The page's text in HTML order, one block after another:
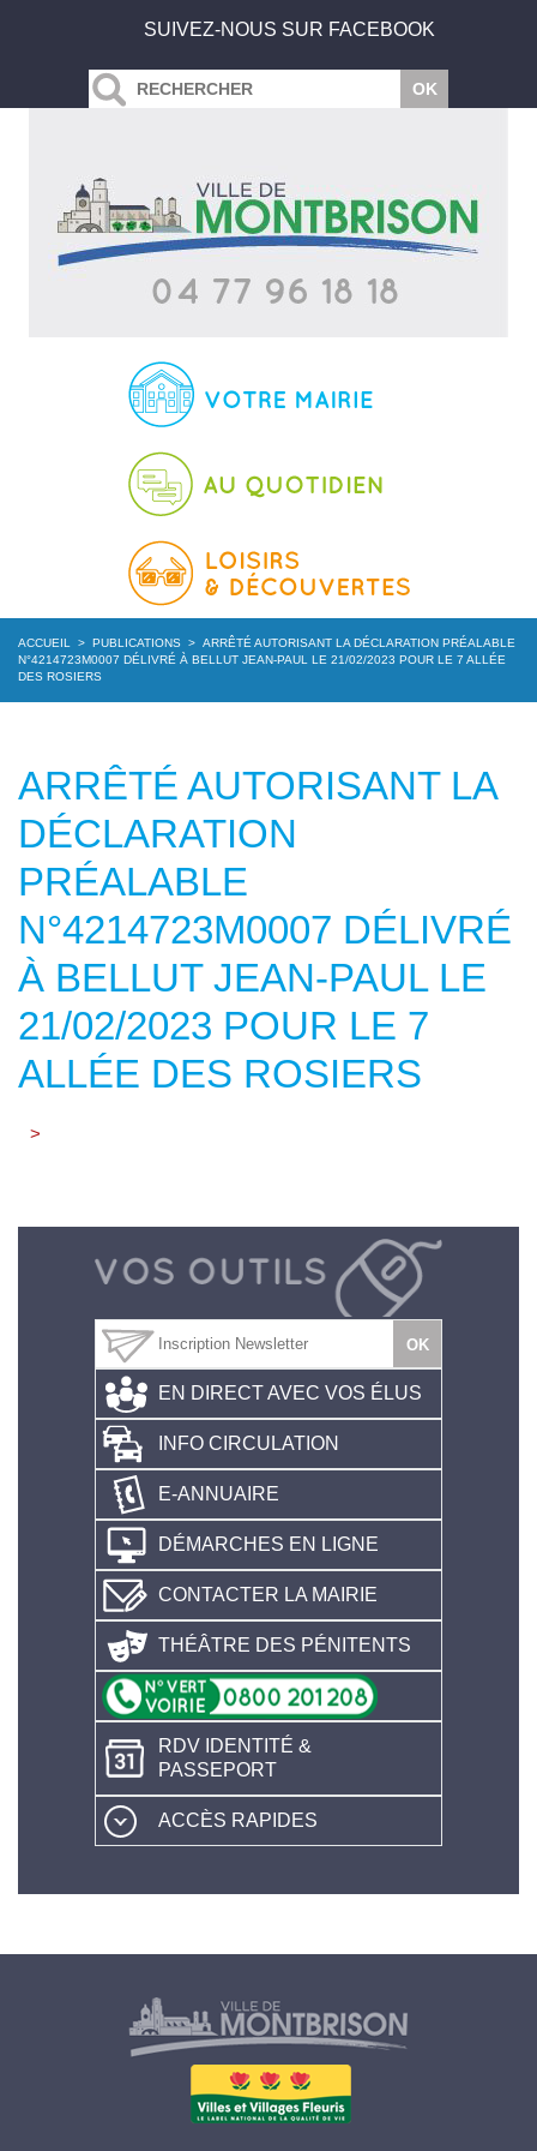
SUIVEZ-NOUS SUR FACEBOOK
ACCUEIL > PUBLICATIONS > ARRÊTÉ AUTORISANT LA DÉCLARATION PRÉALABLE
N°4214723M0007 DÉLIVRÉ À BELLUT JEAN-PAUL LE 21/02/2023 POUR LE 7 ALLÉE
DES ROSIERS
ARRÊTÉ AUTORISANT LA
DÉCLARATION
PRÉALABLE
N°4214723M0007 DÉLIVRÉ
À BELLUT JEAN-PAUL LE
21/02/2023 POUR LE 7
ALLÉE DES ROSIERS
>
EN DIRECT AVEC VOS ÉLUS
INFO CIRCULATION
E-ANNUAIRE
DÉMARCHES EN LIGNE
CONTACTER LA MAIRIE
THÉÂTRE DES PÉNITENTS
RDV IDENTITÉ &
PASSEPORT
ACCÈS RAPIDES